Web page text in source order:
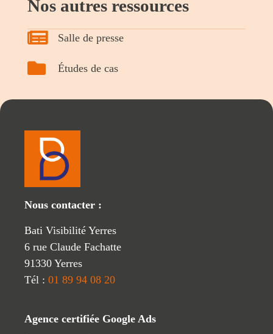
Nos autres ressources
Salle de presse
Études de cas
Nous contacter :
Bati Visibilité Yerres
6 rue Claude Fachatte
91330 Yerres
Tél :01 89 94 08 20
Agence certifiée Google Ads